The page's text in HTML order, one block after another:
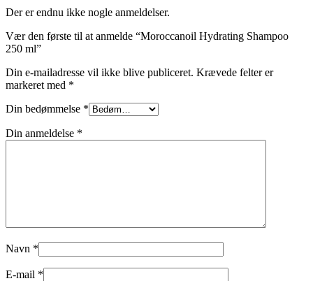
Der er endnu ikke nogle anmeldelser.
Vær den første til at anmelde “Moroccanoil Hydrating Shampoo
250 ml”
Din e-mailadresse vil ikke blive publiceret. Krævede felter er
markeret med *
Din bedømmelse *
Din anmeldelse *
Navn *
E-mail *